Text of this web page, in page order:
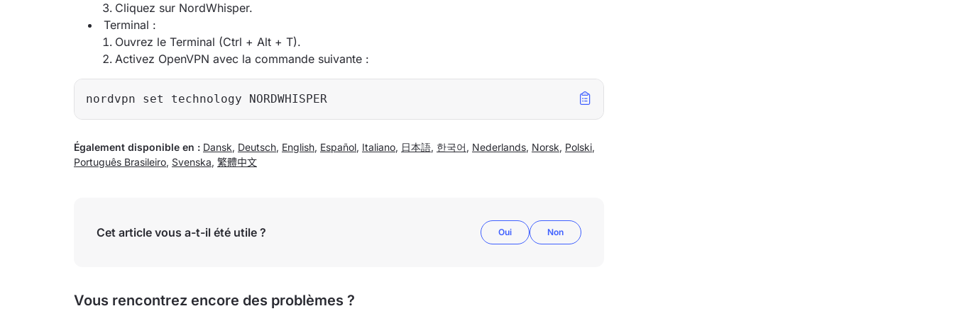
Cliquez sur NordWhisper.
Terminal :
Ouvrez le Terminal (Ctrl + Alt + T).
Activez OpenVPN avec la commande suivante :
nordvpn set technology NORDWHISPER
Également disponible en : Dansk, Deutsch, English, Español, Italiano, 日本語, 한국어 , Nederlands, Norsk, Polski,
Português Brasileiro, Svenska, 繁體中文
Cet article vous a-t-il été utile ? Oui Non
Vous rencontrez encore des problèmes ?